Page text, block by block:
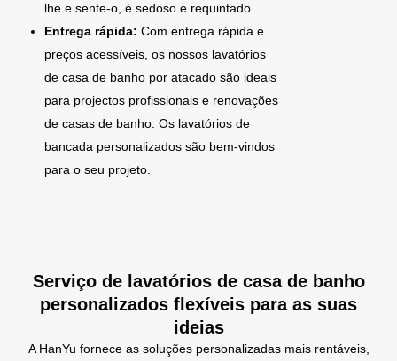
lhe e sente-o, é sedoso e requintado.
Entrega rápida: Com entrega rápida e
preços acessíveis, os nossos lavatórios
de casa de banho por atacado são ideais
para projectos profissionais e renovações
de casas de banho. Os lavatórios de
bancada personalizados são bem-vindos
para o seu projeto.
Serviço de lavatórios de casa de banho
personalizados flexíveis para as suas
ideias
A HanYu fornece as soluções personalizadas mais rentáveis,